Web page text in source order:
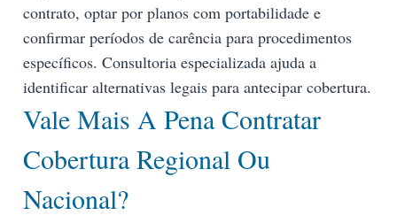
contrato, optar por planos com portabilidade e
confirmar períodos de carência para procedimentos
específicos. Consultoria especializada ajuda a
identificar alternativas legais para antecipar cobertura.
Vale Mais A Pena Contratar
Cobertura Regional Ou
Nacional?